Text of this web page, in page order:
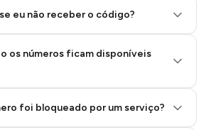
eu não receber o código?
os números ficam disponíveis
foi bloqueado por um serviço?
in Telegram